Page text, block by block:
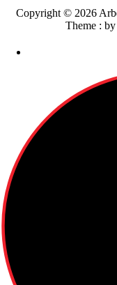
Copyright © 2026
Theme : by